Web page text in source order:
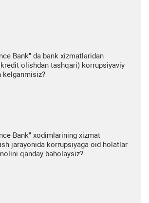
Bank" da bank xizmatlaridan
olishdan tashqari) korrupsiyaviy
kelganmisiz?
Bank" xodimlarining xizmat
jarayonida korrupsiyaga oid holatlar
qanday baholaysiz?